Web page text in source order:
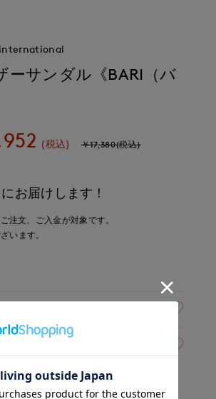
international
ーサンダル《BARI（バ
(税込) ￥17,380(税込)
にお届けします！
注文、ご入金が対象です。
います。